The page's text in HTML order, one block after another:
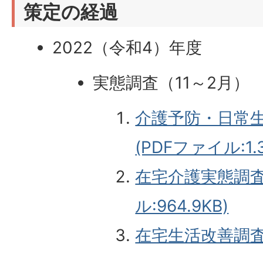
策定の経過
2022（令和4）年度
実態調査（11～2月）
介護予防・日常
(PDFファイル
在宅介護実態調
ル:964.9KB)
在宅生活改善調